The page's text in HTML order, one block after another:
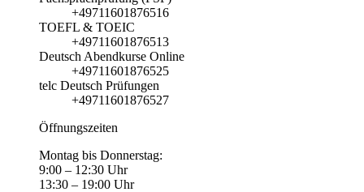
+49711601876516
TOEFL & TOEIC
+49711601876513
Deutsch Abendkurse Online
+49711601876525
telc Deutsch Prüfungen
+49711601876527
Öffnungszeiten
Montag bis Donnerstag:
9:00 – 12:30 Uhr
13:30 – 19:00 Uhr